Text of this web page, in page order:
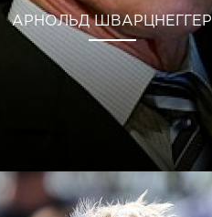
АРНОЛЬД ШВАРЦНЕГГЕР